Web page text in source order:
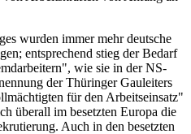
wurden immer mehr deutsche
entsprechend stieg der Bedarf
wie sie in der NS-
der Thüringer Gauleiters
für den Arbeitseinsatz"
überall im besetzten Europa die
Auch in den besetzten